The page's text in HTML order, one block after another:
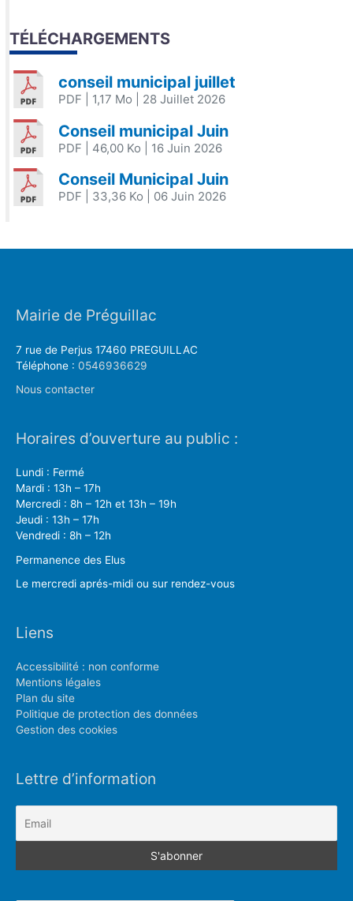
TÉLÉCHARGEMENTS
conseil municipal juillet
PDF | 1,17 Mo | 28 Juillet 2026
Conseil municipal Juin
PDF | 46,00 Ko | 16 Juin 2026
Conseil Municipal Juin
PDF | 33,36 Ko | 06 Juin 2026
Mairie de Préguillac
7 rue de Perjus 17460 PREGUILLAC
Téléphone : 0546936629
Nous contacter
Horaires d’ouverture au public :
Lundi : Fermé
Mardi : 13h – 17h
Mercredi : 8h – 12h et 13h – 19h
Jeudi : 13h – 17h
Vendredi : 8h – 12h
Permanence des Elus
Le mercredi aprés-midi ou sur rendez-vous
Liens
Accessibilité : non conforme
Mentions légales
Plan du site
Politique de protection des données
Gestion des cookies
Lettre d’information